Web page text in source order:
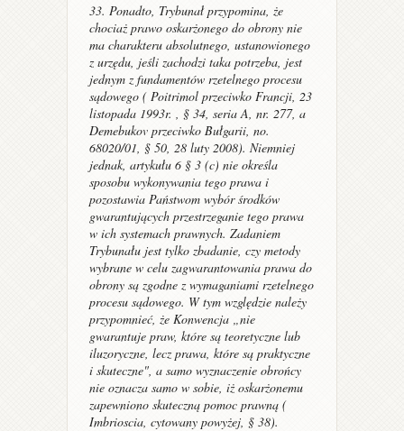
33. Ponadto, Trybunał przypomina, że
chociaż prawo oskarżonego do obrony nie
ma charakteru absolutnego, ustanowionego
z urzędu, jeśli zachodzi taka potrzeba, jest
jednym z fundamentów rzetelnego procesu
sądowego ( Poitrimol przeciwko Francji , 23
listopada 1993r. , § 34, seria A, nr. 277, a
Demebukov przeciwko Bułgarii , no.
68020/01, § 50, 28 luty 2008). Niemniej
jednak, artykułu 6 § 3 (c) nie określa
sposobu wykonywania tego prawa i
pozostawia Państwom wybór środków
gwarantujących przestrzeganie tego prawa
w ich systemach prawnych. Zadaniem
Trybunału jest tylko zbadanie, czy metody
wybrane w celu zagwarantowania prawa do
obrony są zgodne z wymaganiami rzetelnego
procesu sądowego. W tym względzie należy
przypomnieć, że Konwencja „nie
gwarantuje praw, które są teoretyczne lub
iluzoryczne, lecz prawa, które są praktyczne
i skuteczne", a samo wyznaczenie obrońcy
nie oznacza samo w sobie, iż oskarżonemu
zapewniono skuteczną pomoc prawną (
Imbrioscia, cytowany powyżej, § 38).